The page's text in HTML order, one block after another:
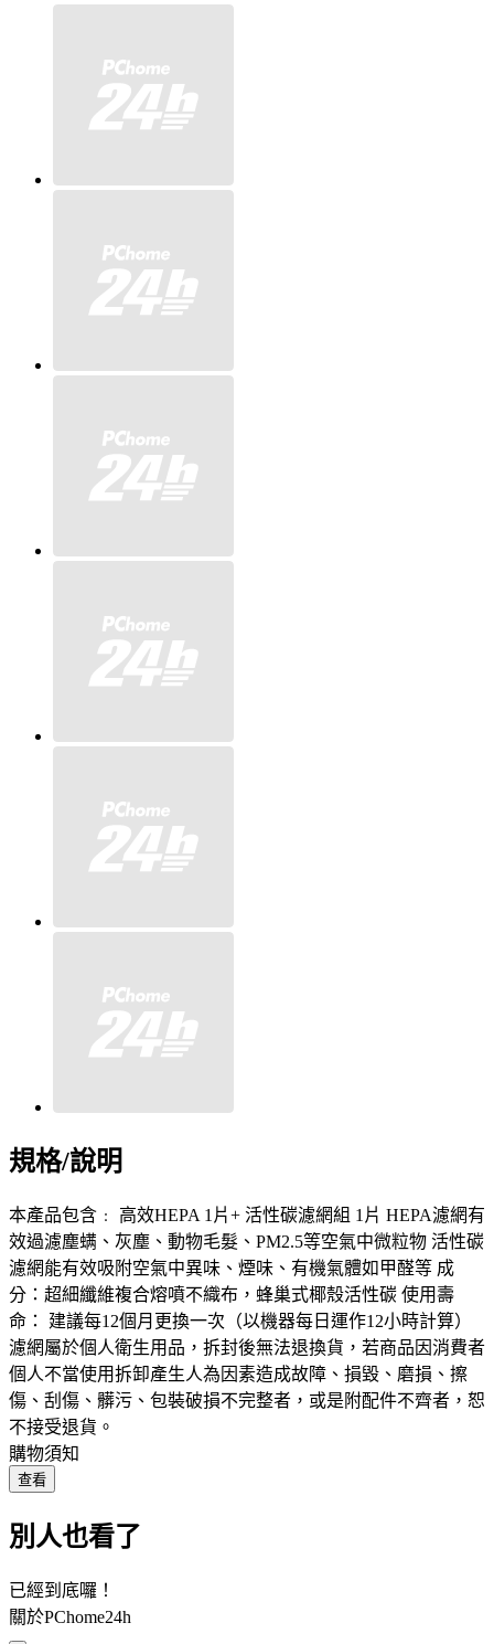
規格/說明
本產品包含﹕ 高效HEPA 1片+ 活性碳濾網組 1片 HEPA濾網有
效過濾塵螨、灰塵、動物毛髮、PM2.5等空氣中微粒物 活性碳
濾網能有效吸附空氣中異味、煙味、有機氣體如甲醛等 成
分：超細纖維複合熔噴不織布，蜂巢式椰殼活性碳 使用壽
命： 建議每12個月更換一次（以機器每日運作12小時計算）
濾網屬於個人衛生用品，拆封後無法退換貨，若商品因消費者
個人不當使用拆卸產生人為因素造成故障、損毀、磨損、擦
傷、刮傷、髒污、包裝破損不完整者，或是附配件不齊者，恕
不接受退貨。
購物須知
查看
別人也看了
已經到底囉！
關於PChome24h